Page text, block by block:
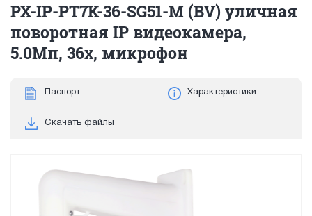
PX-IP-PT7K-36-SG51-M (BV) уличная
поворотная IP видеокамера,
5.0Мп, 36x, микрофон
Паспорт Характеристики
Скачать файлы